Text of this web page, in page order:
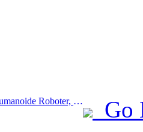
Prev:Der weltweit erste humanoide Roboter, der auf szenarienübergreifende Gastronomiedienstleistungen spezialisiert ist, wurde enthüllt.
Go